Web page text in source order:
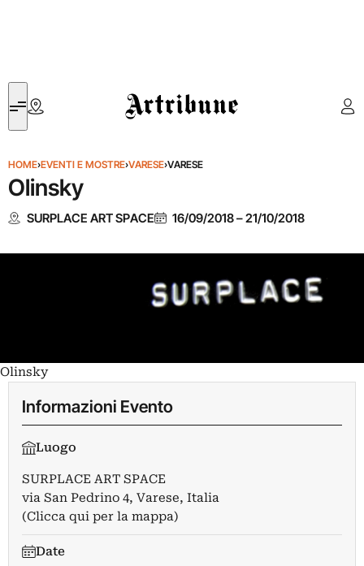
Artribune
HOME›EVENTI E MOSTRE›VARESE›VARESE
Olinsky
SURPLACE ART SPACE 16/09/2018–21/10/2018
Olinsky
Informazioni Evento
Luogo
SURPLACE ART SPACE
via San Pedrino 4, Varese, Italia
(Clicca qui per la mappa)
Date